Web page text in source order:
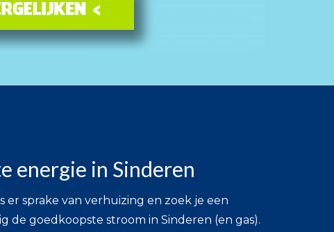
energie in Sinderen
er sprake van verhuizing en zoek je een
de goedkoopste stroom in Sinderen (en gas).